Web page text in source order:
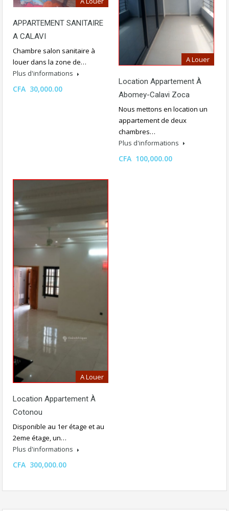
APPARTEMENT SANITAIRE
A CALAVI
Chambre salon sanitaire à
louer dans la zone de…
Plus d'informations
CFA 30,000.00
A Louer
Location Appartement À
Abomey-Calavi Zoca
Nous mettons en location un
appartement de deux
chambres…
Plus d'informations
CFA 100,000.00
A Louer
Location Appartement À
Cotonou
Disponible au 1er étage et au
2eme étage, un…
Plus d'informations
CFA 300,000.00